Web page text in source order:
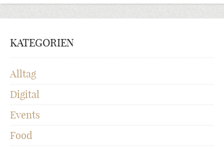
KATEGORIEN
Alltag
Digital
Events
Food